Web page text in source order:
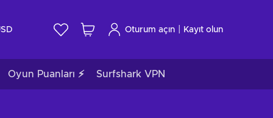
Oturum açın Kayıt olun
Oyun Puanları ⚡ Surfshark VPN